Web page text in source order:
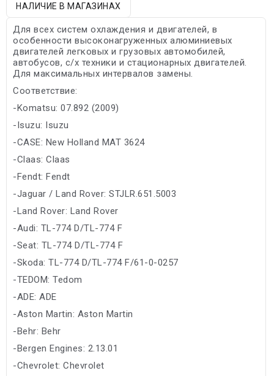
НАЛИЧИЕ В МАГАЗИНАХ
Для всех систем охлаждения и двигателей, в
особенности высоконагруженных алюминиевых
двигателей легковых и грузовых автомобилей,
автобусов, с/х техники и стационарных двигателей.
Для максимальных интервалов замены.
Соответствие:
-Komatsu: 07.892 (2009)
-Isuzu: Isuzu
-CASE: New Holland MAT 3624
-Claas: Claas
-Fendt: Fendt
-Jaguar / Land Rover: STJLR.651.5003
-Land Rover: Land Rover
-Audi: TL-774 D/TL-774 F
-Seat: TL-774 D/TL-774 F
-Skoda: TL-774 D/TL-774 F/61-0-0257
-TEDOM: Tedom
-ADE: ADE
-Aston Martin: Aston Martin
-Behr: Behr
-Bergen Engines: 2.13.01
-Chevrolet: Chevrolet